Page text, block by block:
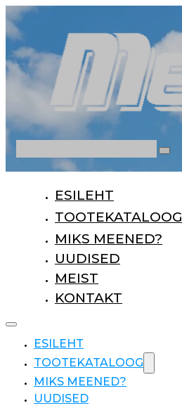
ESILEHT
TOOTEKATALOOG
MIKS MEENED?
UUDISED
MEIST
KONTAKT
ESILEHT
TOOTEKATALOOG
MIKS MEENED?
UUDISED